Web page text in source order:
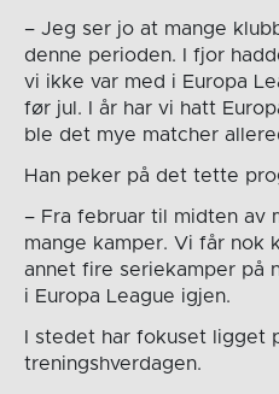
– Jeg ser jo at mange
denne perioden. I fjor
vi ikke var med i Europa
før jul. I år har vi hatt
ble det mye matcher
Han peker på det tette
– Fra februar til midten av
mange kamper. Vi får nok
annet fire seriekamper på
i Europa League igjen.
I stedet har fokuset ligget
treningshverdagen.